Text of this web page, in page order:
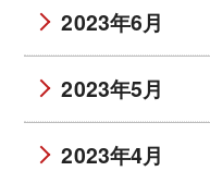
2023年6月
2023年5月
2023年4月